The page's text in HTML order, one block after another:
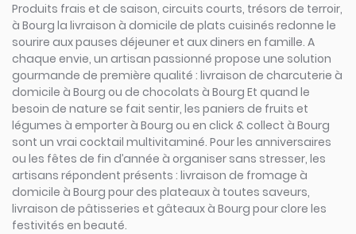
Produits frais et de saison, circuits courts, trésors de terroir,
à Bourg la livraison à domicile de plats cuisinés redonne le
sourire aux pauses déjeuner et aux diners en famille. A
chaque envie, un artisan passionné propose une solution
gourmande de première qualité : livraison de charcuterie à
domicile à Bourg ou de chocolats à Bourg Et quand le
besoin de nature se fait sentir, les paniers de fruits et
légumes à emporter à Bourg ou en click & collect à Bourg
sont un vrai cocktail multivitaminé. Pour les anniversaires
ou les fêtes de fin d’année à organiser sans stresser, les
artisans répondent présents : livraison de fromage à
domicile à Bourg pour des plateaux à toutes saveurs,
livraison de pâtisseries et gâteaux à Bourg pour clore les
festivités en beauté.